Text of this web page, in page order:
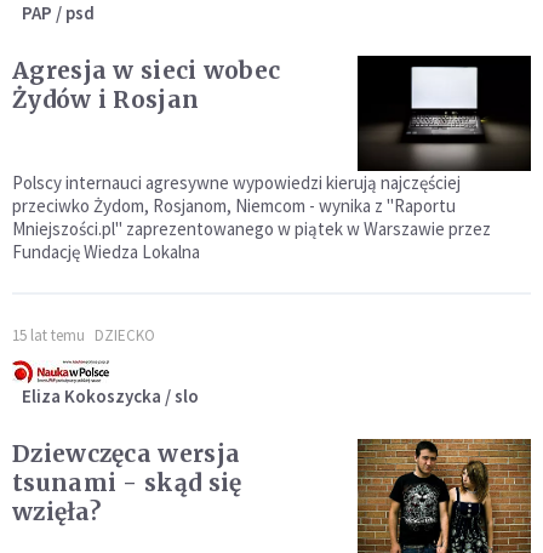
PAP / psd
Agresja w sieci wobec
Żydów i Rosjan
Polscy internauci agresywne wypowiedzi kierują najczęściej
przeciwko Żydom, Rosjanom, Niemcom - wynika z "Raportu
Mniejszości.pl" zaprezentowanego w piątek w Warszawie przez
Fundację Wiedza Lokalna
15 lat temu DZIECKO
Eliza Kokoszycka / slo
Dziewczęca wersja
tsunami - skąd się
wzięła?